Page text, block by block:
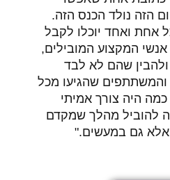
הזה נולד הכנס הזה.
אחת ואחד יוכלו לקבל
המקצוע המובילים,
ולהבין שהם לא לבד
והמשתתפים שהגיעו מכל
היה צורך אמיתי
להוביל מהלך שמקדם
אלא גם במעשים."